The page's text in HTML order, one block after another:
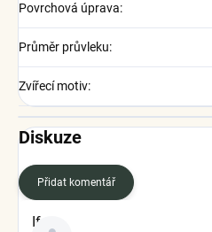
Povrchová úprava:
Průměr průvleku:
Zvířecí motiv:
Diskuze
Přidat komentář
Ifu